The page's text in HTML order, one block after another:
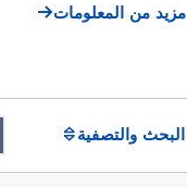
مزيد من المعلومات
البحث والتصفية